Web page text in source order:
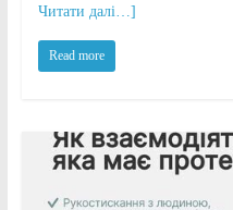
Читати далі…]
Read more